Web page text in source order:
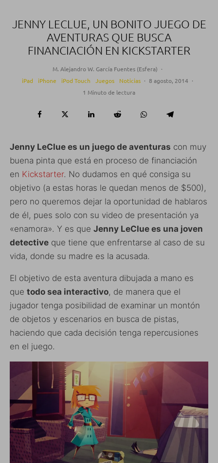
JENNY LECLUE, UN BONITO JUEGO DE
AVENTURAS QUE BUSCA
FINANCIACIÓN EN KICKSTARTER
M. Alejandro W. García Fuentes (Esfera) ·
iPad
iPhone iPod Touch Juegos Noticias · 8 agosto, 2014 ·
1 Minuto de lectura
Jenny LeClue es un juego de aventuras con muy
buena pinta que está en proceso de financiación
en Kickstarter. No dudamos en qué consiga su
objetivo (a estas horas le quedan menos de $500),
pero no queremos dejar la oportunidad de hablaros
de él, pues solo con su video de presentación ya
«enamora». Y es que Jenny LeClue es una joven
detective que tiene que enfrentarse al caso de su
vida, donde su madre es la acusada.
El objetivo de esta aventura dibujada a mano es
que todo sea interactivo, de manera que el
jugador tenga posibilidad de examinar un montón
de objetos y escenarios en busca de pistas,
haciendo que cada decisión tenga repercusiones
en el juego.